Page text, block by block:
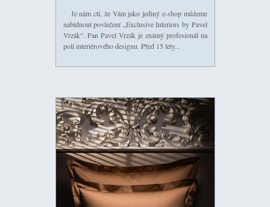
Je nám ctí, že Vám jako jediný e-shop můžeme
nabídnout povlečení „Exclusive Interiors by Pavel
Vrzák“. Pan Pavel Vrzák je známý profesionál na
poli interiérového designu. Před 15 lety...